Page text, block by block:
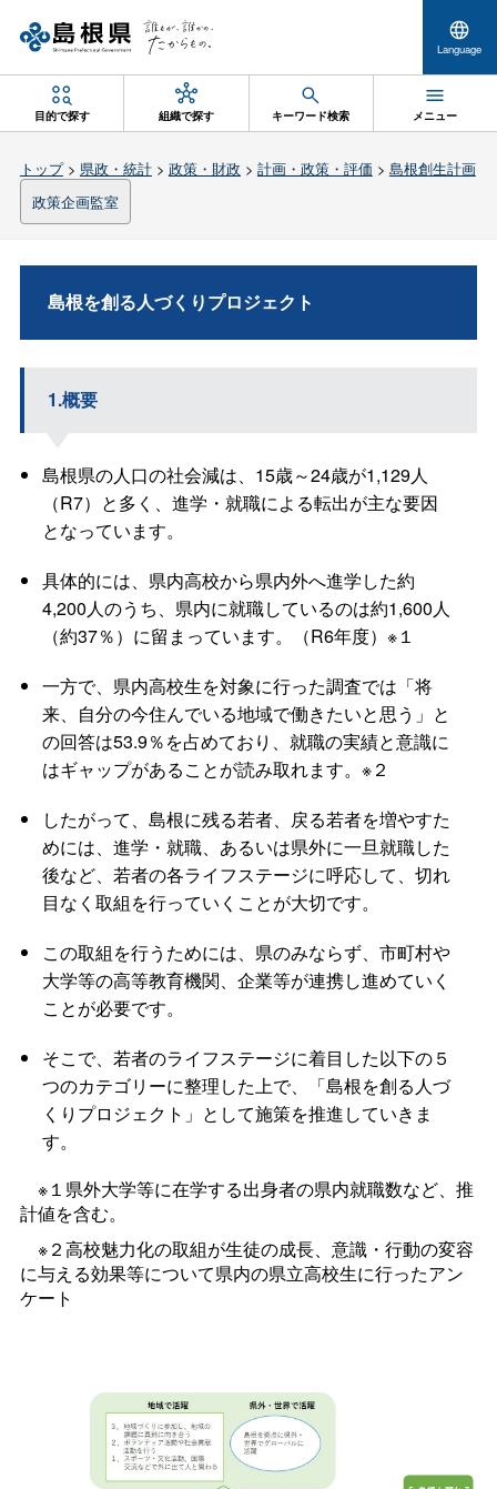
Language
目的で探す 組織で探す キーワード検索 メニュー
トップ> 県政・統計> 政策・財政 > 計画・政策・評価 > 島根創生計画
政策企画監室
島根を創る人づくりプロジェクト
1.概要
島根県の人口の社会減は、15歳～24歳が1,129人
（R7）と多く、進学・就職による転出が主な要因
となっています。
具体的には、県内高校から県内外へ進学した約
4,200人のうち、県内に就職しているのは約1,600人
（約37％）に留まっています。（R6年度）※１
一方で、県内高校生を対象に行った調査では「将
来、自分の今住んでいる地域で働きたいと思う」と
の回答は53.9％を占めており、就職の実績と意識に
はギャップがあることが読み取れます。※２
したがって、島根に残る若者、戻る若者を増やすた
めには、進学・就職、あるいは県外に一旦就職した
後など、若者の各ライフステージに呼応して、切れ
目なく取組を行っていくことが大切です。
この取組を行うためには、県のみならず、市町村や
大学等の高等教育機関、企業等が連携し進めていく
ことが必要です。
そこで、若者のライフステージに着目した以下の５
つのカテゴリーに整理した上で、「島根を創る人づ
くりプロジェクト」として施策を推進していきま
す。
※１県外大学等に在学する出身者の県内就職数など、推
計値を含む。
※２高校魅力化の取組が生徒の成長、意識・行動の変容
に与える効果等について県内の県立高校生に行ったアン
ケート